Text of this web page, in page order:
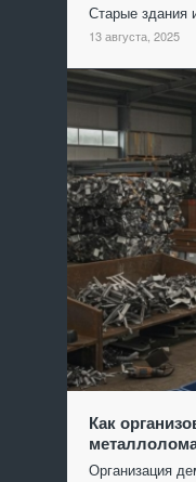
Старые
13 августа, 2025
Как
Организация